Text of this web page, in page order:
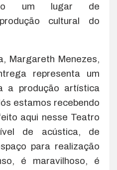
um lugar de
cultural do
Margareth Menezes,
representa um
a produção artística
estamos recebendo
aqui nesse Teatro
de acústica, de
para realização
é maravilhoso, é